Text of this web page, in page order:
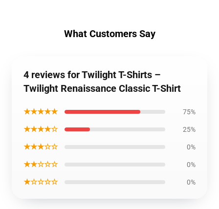
What Customers Say
4 reviews for Twilight T-Shirts –
Twilight Renaissance Classic T-Shirt
★★★★★ 75%
★★★★☆ 25%
★★★☆☆ 0%
★★☆☆☆ 0%
★☆☆☆☆ 0%